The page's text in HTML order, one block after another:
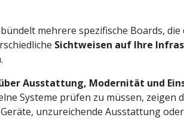
bündelt mehrere spezifische Boards,
Sichtweisen auf Ihre
Ausstattung, Modernität und
Systeme prüfen zu müssen,
unzureichende Ausstattung